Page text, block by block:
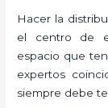
Hacer la
el centro de
espacio que
expertos
siempre debe